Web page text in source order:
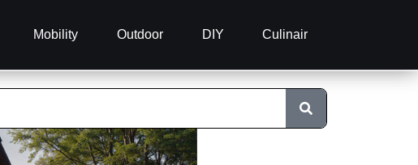
Mobility Outdoor DIY Culinair